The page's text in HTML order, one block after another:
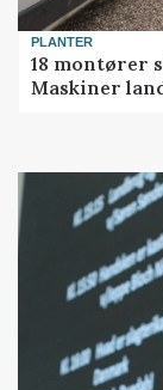
PLANTER
18 montører
Maskiner